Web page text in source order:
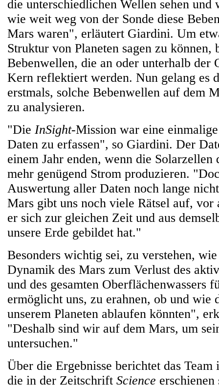
die unterschiedlichen Wellen sehen und
wie weit weg von der Sonde diese
Mars waren", erläutert Giardini. Um
Struktur von Planeten sagen zu können,
Bebenwellen, die an oder unterhalb der
Kern reflektiert werden. Nun gelang es
erstmals, solche Bebenwellen auf dem
zu analysieren.
"Die InSight-Mission war eine
Daten zu erfassen", so Giardini. Der
einem Jahr enden, wenn die Solarzellen
mehr genügend Strom produzieren.
Auswertung aller Daten noch lange
Mars gibt uns noch viele Rätsel auf, vor
er sich zur gleichen Zeit und aus
unsere Erde gebildet hat."
Besonders wichtig sei, zu verstehen,
Dynamik des Mars zum Verlust des
und des gesamten Oberflächenwassers
ermöglicht uns, zu erahnen, ob und wie
unserem Planeten ablaufen könnten",
"Deshalb sind wir auf dem Mars, um
untersuchen."
Über die Ergebnisse berichtet das
die in der Zeitschrift Science erschienen